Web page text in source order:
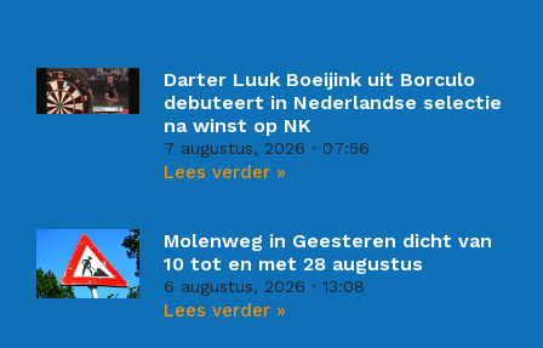
Darter Luuk Boeijink uit Borculo
debuteert in Nederlandse selectie
na winst op NK
7 augustus, 2026 07:56
Lees verder »
Molenweg in Geesteren dicht van
10 tot en met 28 augustus
6 augustus, 2026 13:08
Lees verder »